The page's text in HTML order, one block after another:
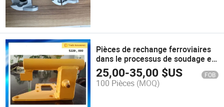
Pièces de rechange ferroviaires
dans le processus de soudage et
fabrication de pièces métalliques
25,00-35,00 $US FOB
100 Pièces (MOQ)